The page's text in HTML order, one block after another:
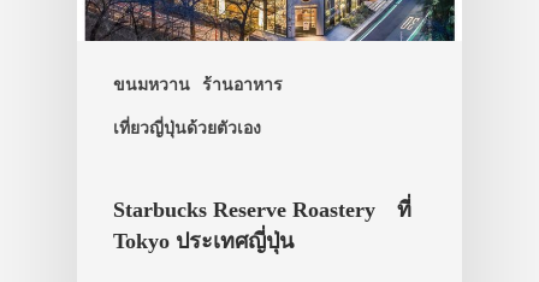
ขนมหวาน ร้านอาหาร
เที่ยวญี่ปุ่นด้วยตัวเอง
Starbucks Reserve Roastery ที่
Tokyo ประเทศญี่ปุ่น
เที่ยวญี่ปุ่นด้ว